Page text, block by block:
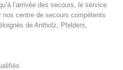
l’arrivée des secours, le service
nos centre de secours compétents
de Antholz, Pfelders,